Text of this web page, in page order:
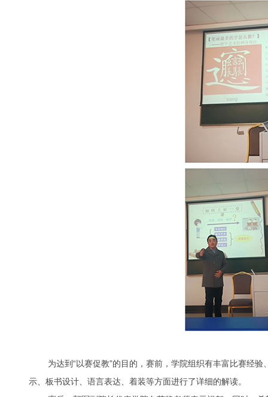
为达到“以赛促教”的目的，赛前，学院组织有丰富比赛经验
示、板书设计、语言表达、着装等方面进行了详细的解读。